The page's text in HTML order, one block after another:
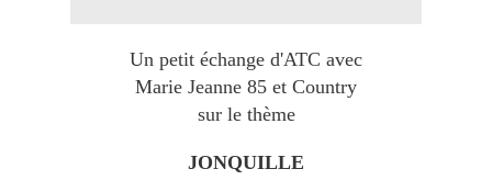
Un petit échange d'ATC avec
Marie Jeanne 85 et Country
sur le thème
JONQUILLE